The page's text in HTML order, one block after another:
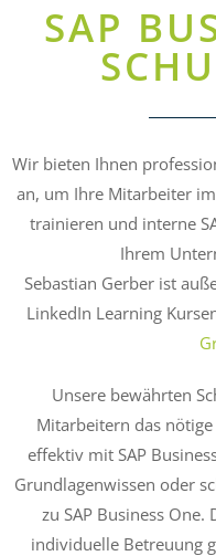
SAP
Wir bieten Ihnen
an, um Ihre Mitarbeiter
trainieren und interne
Ihrem
Sebastian Gerber ist
LinkedIn Learning
Unsere bewährten
Mitarbeitern das
effektiv mit SAP
Grundlagenwissen oder
zu SAP Business
individuelle Betreuung